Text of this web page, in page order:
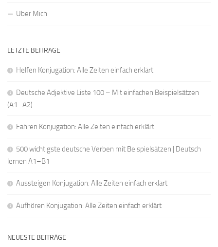
Über Mich
LETZTE BEITRÄGE
Helfen Konjugation: Alle Zeiten einfach erklärt
Deutsche Adjektive Liste 100 – Mit einfachen Beispielsätzen
(A1–A2)
Fahren Konjugation: Alle Zeiten einfach erklärt
500 wichtigste deutsche Verben mit Beispielsätzen | Deutsch
lernen A1–B1
Aussteigen Konjugation: Alle Zeiten einfach erklärt
Aufhören Konjugation: Alle Zeiten einfach erklärt
NEUESTE BEITRÄGE